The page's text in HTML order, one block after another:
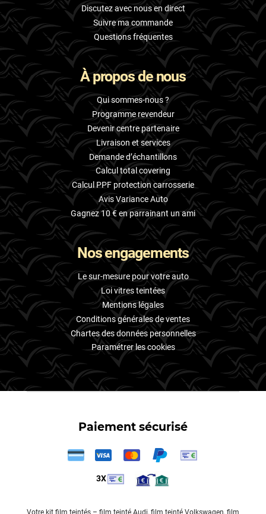
Discutez avec nous en direct
Suivre ma commande
Questions fréquentes
À propos de nous
Qui sommes-nous ?
Programme revendeur
Devenir centre partenaire
Livraison et services
Demande d’échantillons
Calcul total covering
Calcul PPF protection carrosserie
Avis Variance Auto
Gagnez 10 € en parrainant un ami
Nos engagements
Le sur-mesure pour votre auto
Loi vitres teintées
Mentions légales
Conditions générales de ventes
Chartes des données personnelles
Paramétrer les cookies
Paiement sécurisé
3X
Votre kit film teintés – film teinté Audi, film teinté Volkswagen, film